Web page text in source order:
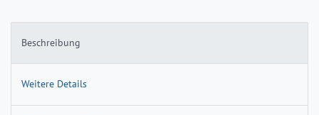
Beschreibung
Weitere Details